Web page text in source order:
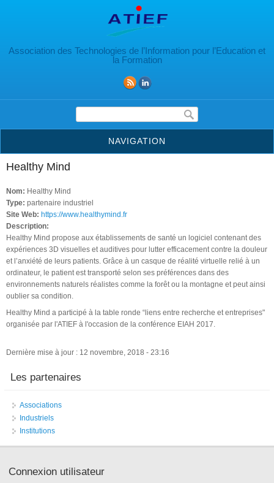
Association des Technologies de l’Information pour l’Education et
la Formation
Formulaire de recherche
NAVIGATION
Healthy Mind
Nom: Healthy Mind
Type: partenaire industriel
Site Web: https://www.healthymind.fr
Description:
Healthy Mind propose aux établissements de santé un logiciel contenant des
expériences 3D visuelles et auditives pour lutter efficacement contre la douleur
et l’anxiété de leurs patients. Grâce à un casque de réalité virtuelle relié à un
ordinateur, le patient est transporté selon ses préférences dans des
environnements naturels réalistes comme la forêt ou la montagne et peut ainsi
oublier sa condition.
Healthy Mind a participé à la table ronde “liens entre recherche et entreprises"
organisée par l'ATIEF à l'occasion de la conférence EIAH 2017.
Dernière mise à jour : 12 novembre, 2018 - 23:16
Les partenaires
Associations
Industriels
Institutions
Connexion utilisateur